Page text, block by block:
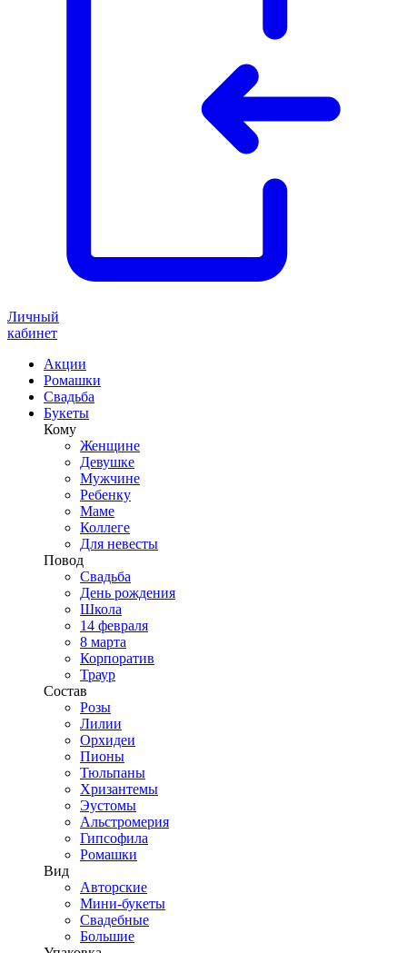
Личный
кабинет
Акции
Ромашки
Свадьба
Букеты
Кому
Женщине
Девушке
Мужчине
Ребенку
Маме
Коллеге
Для невесты
Повод
Свадьба
День рождения
Школа
14 февраля
8 марта
Корпоратив
Траур
Состав
Розы
Лилии
Орхидеи
Пионы
Тюльпаны
Хризантемы
Эустомы
Альстромерия
Гипсофила
Ромашки
Вид
Авторские
Мини-букеты
Свадебные
Большие